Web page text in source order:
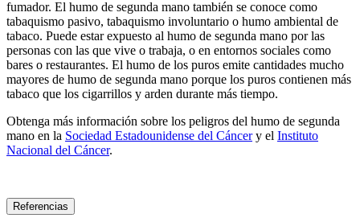
fumador. El humo de segunda mano también se conoce como
tabaquismo pasivo, tabaquismo involuntario o humo ambiental de
tabaco. Puede estar expuesto al humo de segunda mano por las
personas con las que vive o trabaja, o en entornos sociales como
bares o restaurantes. El humo de los puros emite cantidades mucho
mayores de humo de segunda mano porque los puros contienen más
tabaco que los cigarrillos y arden durante más tiempo.
Obtenga más información sobre los peligros del humo de segunda
mano en la Sociedad Estadounidense del Cáncery el Instituto
Nacional del Cáncer.
Referencias